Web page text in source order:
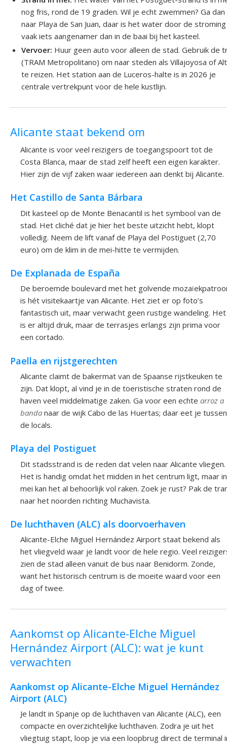
nog fris, rond de 19 graden. Wil je echt zwemmen? Ga dan
naar Playa de San Juan, daar is het water door de stroming
vaak iets aangenamer dan in de baai bij het kasteel.
Vervoer: Huur geen auto voor alleen de stad. Gebruik de
(TRAM Metropolitano) om naar steden als Villajoyosa of
te reizen. Het station aan de Luceros-halte is in 2026 je
centrale vertrekpunt voor de hele kustlijn.
Alicante staat bekend om
Alicante is voor veel reizigers de toegangspoort tot de
Costa Blanca, maar de stad zelf heeft een eigen karakter.
Hier zijn de vijf zaken waar iedereen aan denkt bij Alicante.
Het Castillo de Santa Bárbara
Dit kasteel op de Monte Benacantil is het symbool van de
stad. Het cliché dat je hier het beste uitzicht hebt, klopt
volledig. Neem de lift vanaf de Playa del Postiguet (2,70
euro) om de klim in de mei-hitte te vermijden.
De Explanada de España
De beroemde boulevard met het golvende
is hét visitekaartje van Alicante. Het ziet er op foto’s
fantastisch uit, maar verwacht geen rustige wandeling. Het
is er altijd druk, maar de terrasjes erlangs zijn prima voor
een cortado.
Paella en rijstgerechten
Alicante claimt de bakermat van de Spaanse rijstkeuken te
zijn. Dat klopt, al vind je in de toeristische straten rond de
haven veel middelmatige zaken. Ga voor een echte arroz a
banda naar de wijk Cabo de las Huertas; daar eet je tussen
de locals.
Playa del Postiguet
Dit stadsstrand is de reden dat velen naar Alicante vliegen.
Het is handig omdat het midden in het centrum ligt, maar in
mei kan het al behoorlijk vol raken. Zoek je rust? Pak de
naar het noorden richting Muchavista.
De luchthaven (ALC) als doorvoerhaven
Alicante-Elche Miguel Hernández Airport staat bekend als
het vliegveld waar je landt voor de hele regio. Veel
zien de stad alleen vanuit de bus naar Benidorm. Zonde,
want het historisch centrum is de moeite waard voor een
dag of twee.
Aankomst op Alicante-Elche Miguel
Hernández Airport (ALC): wat je kunt
verwachten
Aankomst op Alicante-Elche Miguel Hernández
Airport (ALC)
Je landt in Spanje op de luchthaven van Alicante (ALC), een
compacte en overzichtelijke luchthaven. Zodra je uit het
vliegtuig stapt, loop je via een loopbrug direct de terminal